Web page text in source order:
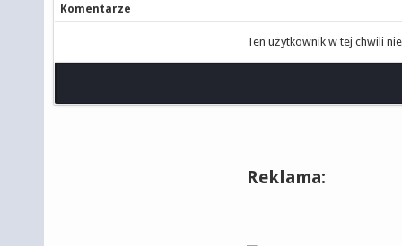
Komentarze
Ten użytkownik w tej chwili
Reklama: